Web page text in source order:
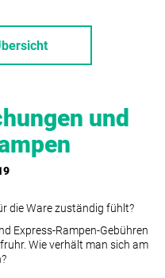
und
die Ware zuständig fühlt?
Express-Rampen-Gebühren
Wie verhält man sich am